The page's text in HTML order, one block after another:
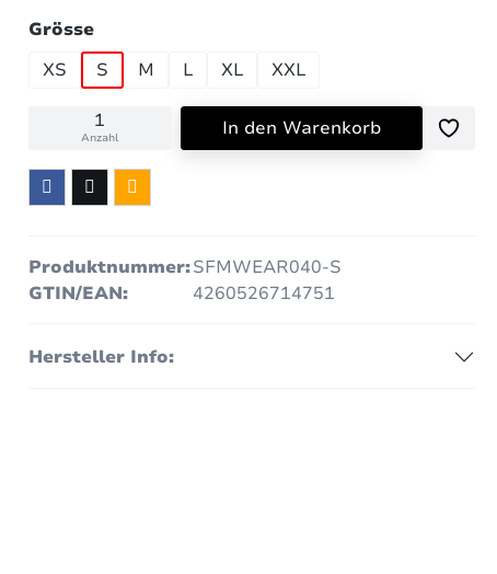
Grösseauswählen
XS
S M L XL XXL
Anzahl In den Warenkorb
Produktnummer:SFMWEAR040-S
GTIN/EAN:
4260526714751
Hersteller Info: